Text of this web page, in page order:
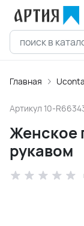
Главная
Артикул 10-
Женское
рукавом